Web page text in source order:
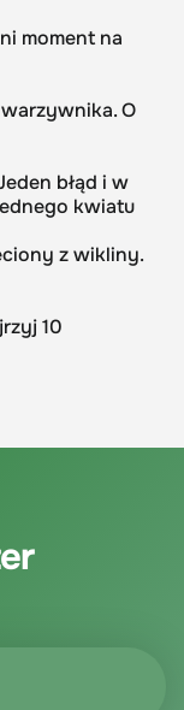
moment na
O
błąd i w
kwiatu
z wikliny.
10